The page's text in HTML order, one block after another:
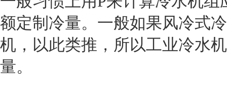
额定制冷量。一般如果风冷式
机，以此类推，所以工业冷水
量。